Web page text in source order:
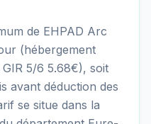
de EHPAD Arc
(hébergement
5/6 5.68€), soit
avant déduction des
se situe dans la